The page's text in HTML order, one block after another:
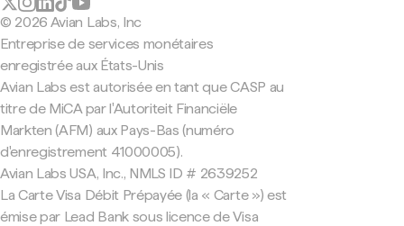
© 2026 Avian Labs, Inc
Entreprise de services monétaires
enregistrée aux États-Unis
Avian Labs est autorisée en tant que CASP au
titre de MiCA par l'Autoriteit Financiële
Markten (AFM) aux Pays-Bas (numéro
d'enregistrement 41000005).
Avian Labs USA, Inc., NMLS ID # 2639252
La Carte Visa Débit Prépayée (la « Carte ») est
émise par Lead Bank sous licence de Visa